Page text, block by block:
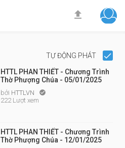

TỰ ĐỘNG PHÁT
HTTL PHAN THIẾT - Chương Trình
Thờ Phượng Chúa - 05/01/2025
bởi HTTLVN 
222 Lượt xem
HTTL PHAN THIẾT - Chương Trình
Thờ Phượng Chúa - 12/01/2025